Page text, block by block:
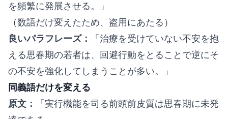
を頻繁に発展させる。」
（数語だけ変えたため、盗用にあたる）
良いパラフレーズ：
「治療を受けていない不安を抱
える思春期の若者は、回避行動をとることで逆にそ
の不安を強化してしまうことが多い。」
同義語だけを変える
原文：
「実行機能を司る前頭前皮質は思春期に未発